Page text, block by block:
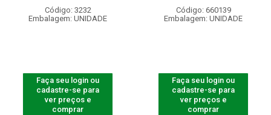
Código: 3232
Embalagem: UNIDADE
Faça seu login ou
cadastre-se para
ver preços e
comprar
Código: 660139
Embalagem: UNIDADE
Faça seu login ou
cadastre-se para
ver preços e
comprar